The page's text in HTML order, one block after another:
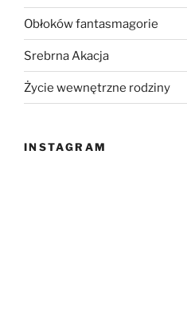
Obłoków fantasmagorie
Srebrna Akacja
Życie wewnętrzne rodziny
INSTAGRAM